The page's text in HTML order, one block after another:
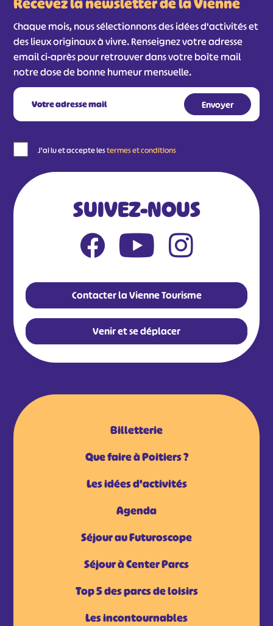
Chaque mois, nous sélectionnons des idées d'activités et
des lieux originaux à vivre. Renseignez votre adresse
email ci-après pour retrouver dans votre boîte mail
notre dose de bonne humeur mensuelle.
J'ai lu et accepte lestermes et conditions
SUIVEZ-NOUS
Contacter la Vienne Tourisme
Venir et se déplacer
Billetterie
Que faire à Poitiers ?
Les idées d'activités
Agenda
Séjour au Futuroscope
Séjour à Center Parcs
Top 5 des parcs de loisirs
Les incontournables